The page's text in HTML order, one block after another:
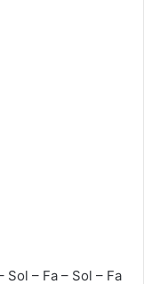
Sol – Fa – Sol – Fa